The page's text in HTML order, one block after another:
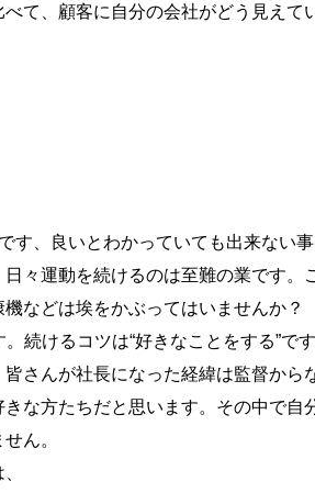
て、顧客に自分の会社がどう見えて
です、良いとわかっていても出来ない事
々運動を続けるのは至難の業です。
などは埃をかぶってはいませんか？
続けるコツは“好きなことをする”です
さんが社長になった経緯は監督から
な方たちだと思います。その中で自
ん。